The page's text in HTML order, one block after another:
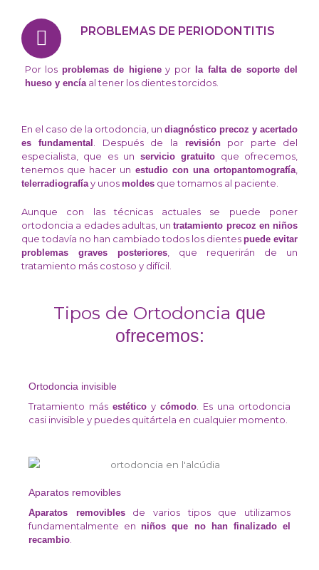
PROBLEMAS DE PERIODONTITIS
Por los problemas de higieney porla falta de soporte del
hueso y encíaal tener los dientes torcidos.
En el caso de la ortodoncia, un diagnóstico precoz y acertado
es fundamental . Después de la revisiónpor parte del
especialista, que es un servicio gratuito que ofrecemos,
tenemos que hacer un estudio con una ortopantomografía,
telerradiografíay unos moldes que tomamos al paciente.
Aunque con las técnicas actuales se puede poner
ortodoncia a edades adultas, untratamiento precoz en niños
que todavía no han cambiado todos los dientes puede evitar
problemas graves posteriores , que requerirán de un
tratamiento más costoso y difícil.
Tipos de Ortodoncia que
ofrecemos:
Ortodoncia invisible
Tratamiento más estético y cómodo . Es una ortodoncia
casi invisible y puedes quitártela en cualquier momento.
Aparatos removibles
Aparatos removiblesde varios tipos que utilizamos
fundamentalmente enniños que no han finalizado el
recambio.